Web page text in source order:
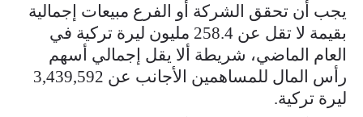
يجب أن تحقق الشركة أو الفرع مبيعات إجمالية
بقيمة لا تقل عن 258.4 مليون ليرة تركية في
العام الماضي، شريطة ألا يقل إجمالي أسهم
رأس المال للمساهمين الأجانب عن 3,439,592
ليرة تركية.